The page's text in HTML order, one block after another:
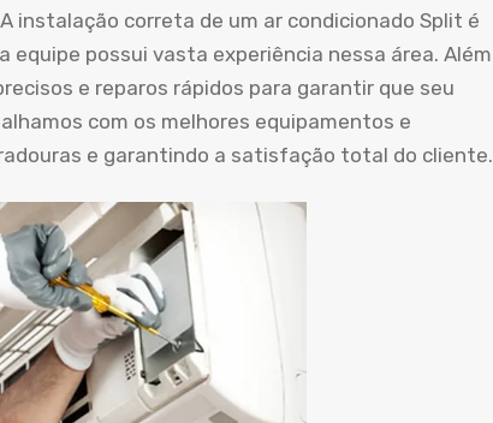
instalação correta de um ar condicionado Split é
possui vasta experiência nessa área. Além
e reparos rápidos para garantir que seu
com os melhores equipamentos e
e garantindo a satisfação total do cliente.